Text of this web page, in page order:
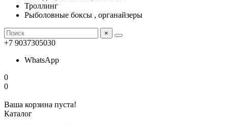
Троллинг
Рыболовные боксы , органайзеры
×
+7 9037305030
WhatsApp
0
0
Ваша корзина пуста!
Каталог